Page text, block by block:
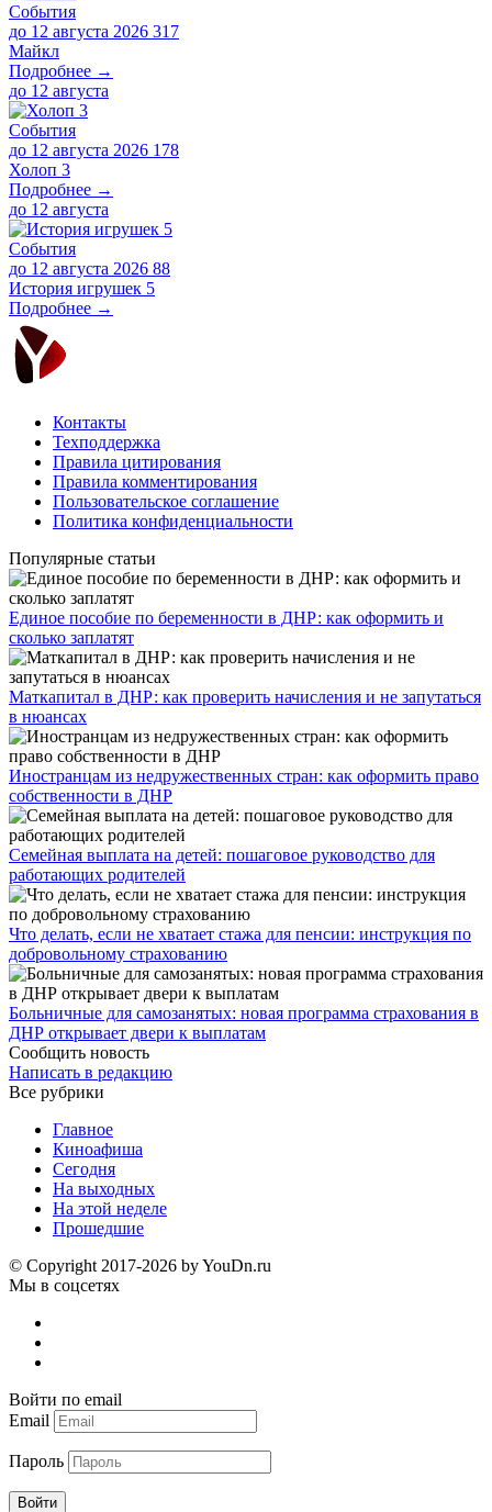
События
до 12 августа 2026 317
Майкл
Подробнее →
до 12 августа
События
до 12 августа 2026 178
Холоп 3
Подробнее →
до 12 августа
События
до 12 августа 2026 88
История игрушек 5
Подробнее →
Контакты
Техподдержка
Правила цитирования
Правила комментирования
Пользовательское соглашение
Политика конфиденциальности
Популярные статьи
Единое пособие по беременности в ДНР: как оформить и
сколько заплатят
​Маткапитал в ДНР: как проверить начисления и не запутаться
в нюансах
Иностранцам из недружественных стран: как оформить право
собственности в ДНР
Семейная выплата на детей: пошаговое руководство для
работающих родителей
Что делать, если не хватает стажа для пенсии: инструкция по
добровольному страхованию
Больничные для самозанятых: новая программа страхования в
ДНР открывает двери к выплатам
Сообщить новость
Написать в редакцию
Все рубрики
Главное
Киноафиша
Сегодня
На выходных
На этой неделе
Прошедшие
© Copyright 2017-2026 by YouDn.ru
Мы в соцсетях
Войти по email
Email
Пароль
Войти